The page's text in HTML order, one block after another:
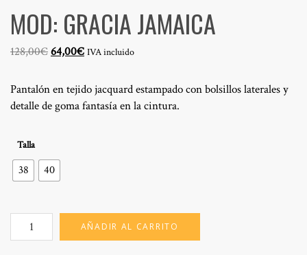
MOD: GRACIA JAMAICA
128,00€El
original
era:
128,00€.
64,00€El
actual
es:
IVA incluido
Pantalón en tejido jacquard estampado con bolsillos laterales y
detalle de goma fantasía en la cintura.
Talla
38 40
GRACIA
AÑADIR AL CARRITO